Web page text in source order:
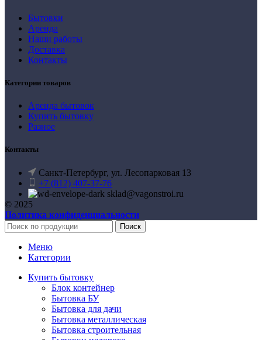
Бытовки
Аренда
Наши работы
Доставка
Контакты
Категории товаров
Аренда бытовок
Купить бытовку
Разное
Контакты
Санкт-Петербург, ул. Лесопарковая 13
+7 (812) 407-37-76
sklad@vagonstroi.ru
© 2025
Политика конфиденциальности
Поиск
Меню
Категории
Купить бытовку
Блок контейнер
Бытовка БУ
Бытовка для дачи
Бытовка металлическая
Бытовка строительная